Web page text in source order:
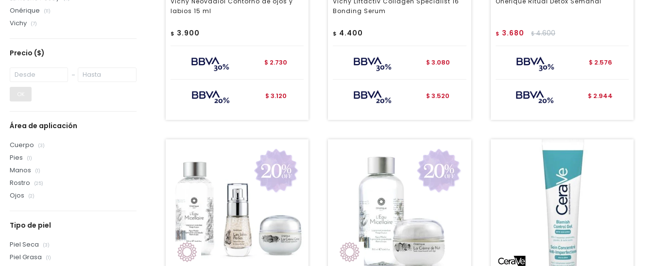
labios 15 ml
$ 3.900
$ 2.730
$ 3.120
Bonding Serum
$ 4.400
$ 3.080
$ 3.520
$ 3.680 $4.600
$ 2.576
$ 2.944
Onérique (11)
Vichy (7)
Precio ($)
OK
Área de aplicación
Cuerpo (3)
Pies (1)
Manos (1)
Rostro (25)
Ojos (2)
Tipo de piel
Piel Seca (3)
Piel Grasa (1)